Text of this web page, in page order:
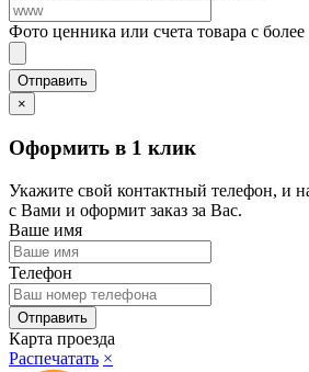
Фото ценника или счета товара с
×
Оформить в 1 клик
Укажите свой контактный телефон, и
с Вами и оформит заказ за Вас.
Ваше имя
Телефон
Карта проезда
Распечатать ×